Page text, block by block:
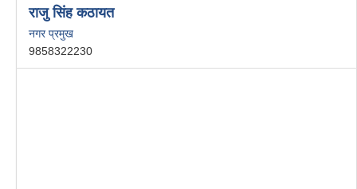
राजु सिंह कठायत
नगर प्रमुख
9858322230